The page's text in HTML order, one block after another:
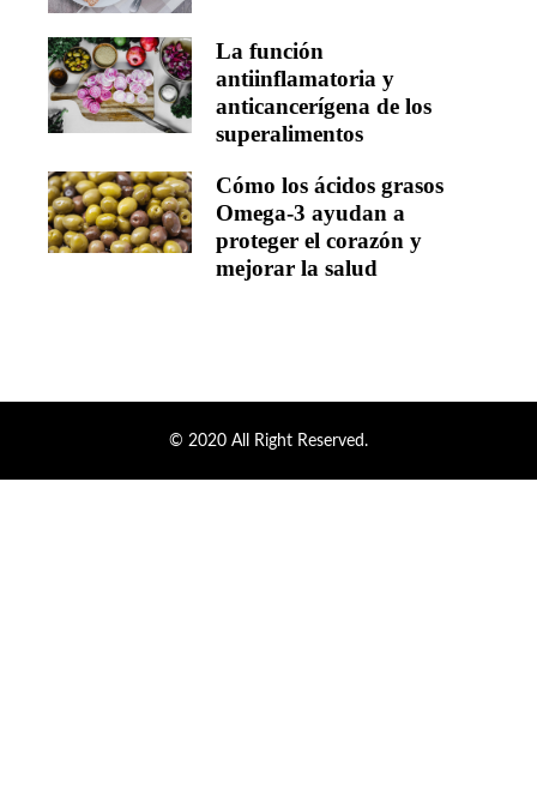
La función
antiinflamatoria y
anticancerígena de los
superalimentos
Cómo los ácidos grasos
Omega-3 ayudan a
proteger el corazón y
mejorar la salud
© 2020 All Right Reserved.